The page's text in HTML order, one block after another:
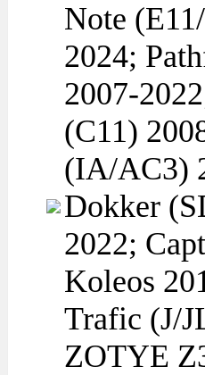
Note
2024;
2007-
(C11)
(IA/AC3)
Dokker
2022;
Koleos
Trafic (J/
ZOTYE